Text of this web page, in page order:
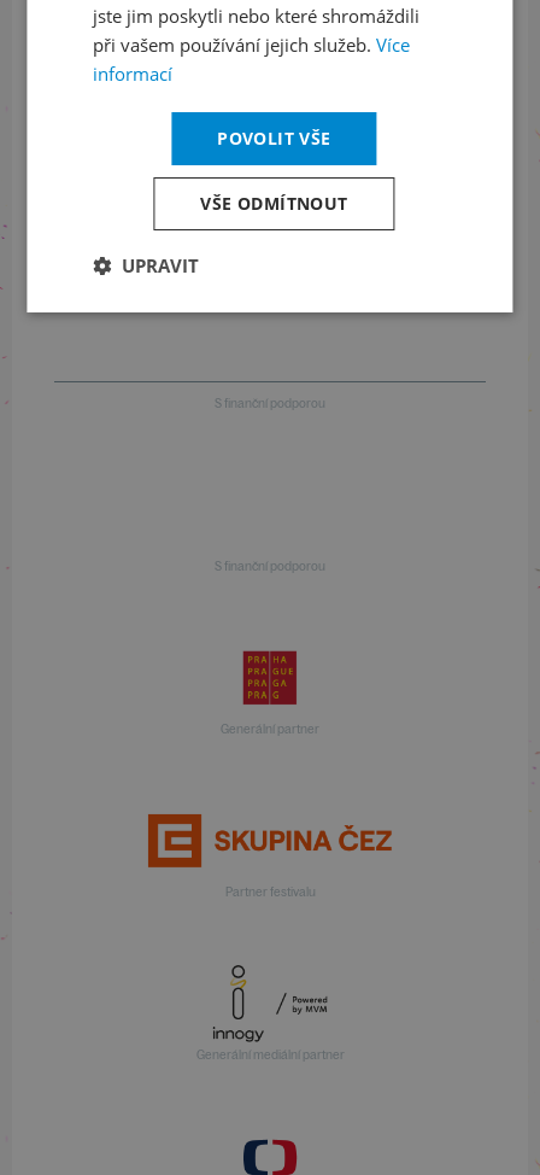
Informace o stavu objednávek
+420 461 049 232
Informace o programu
+420 257 310 414
S finanční podporou
S finanční podporou
Generální partner
Partner festivalu
Generální mediální partner
jste jim poskytli nebo které shromáždili
při vašem používání jejich služeb. Více
informací
POVOLIT VŠE
VŠE ODMÍTNOUT
UPRAVIT